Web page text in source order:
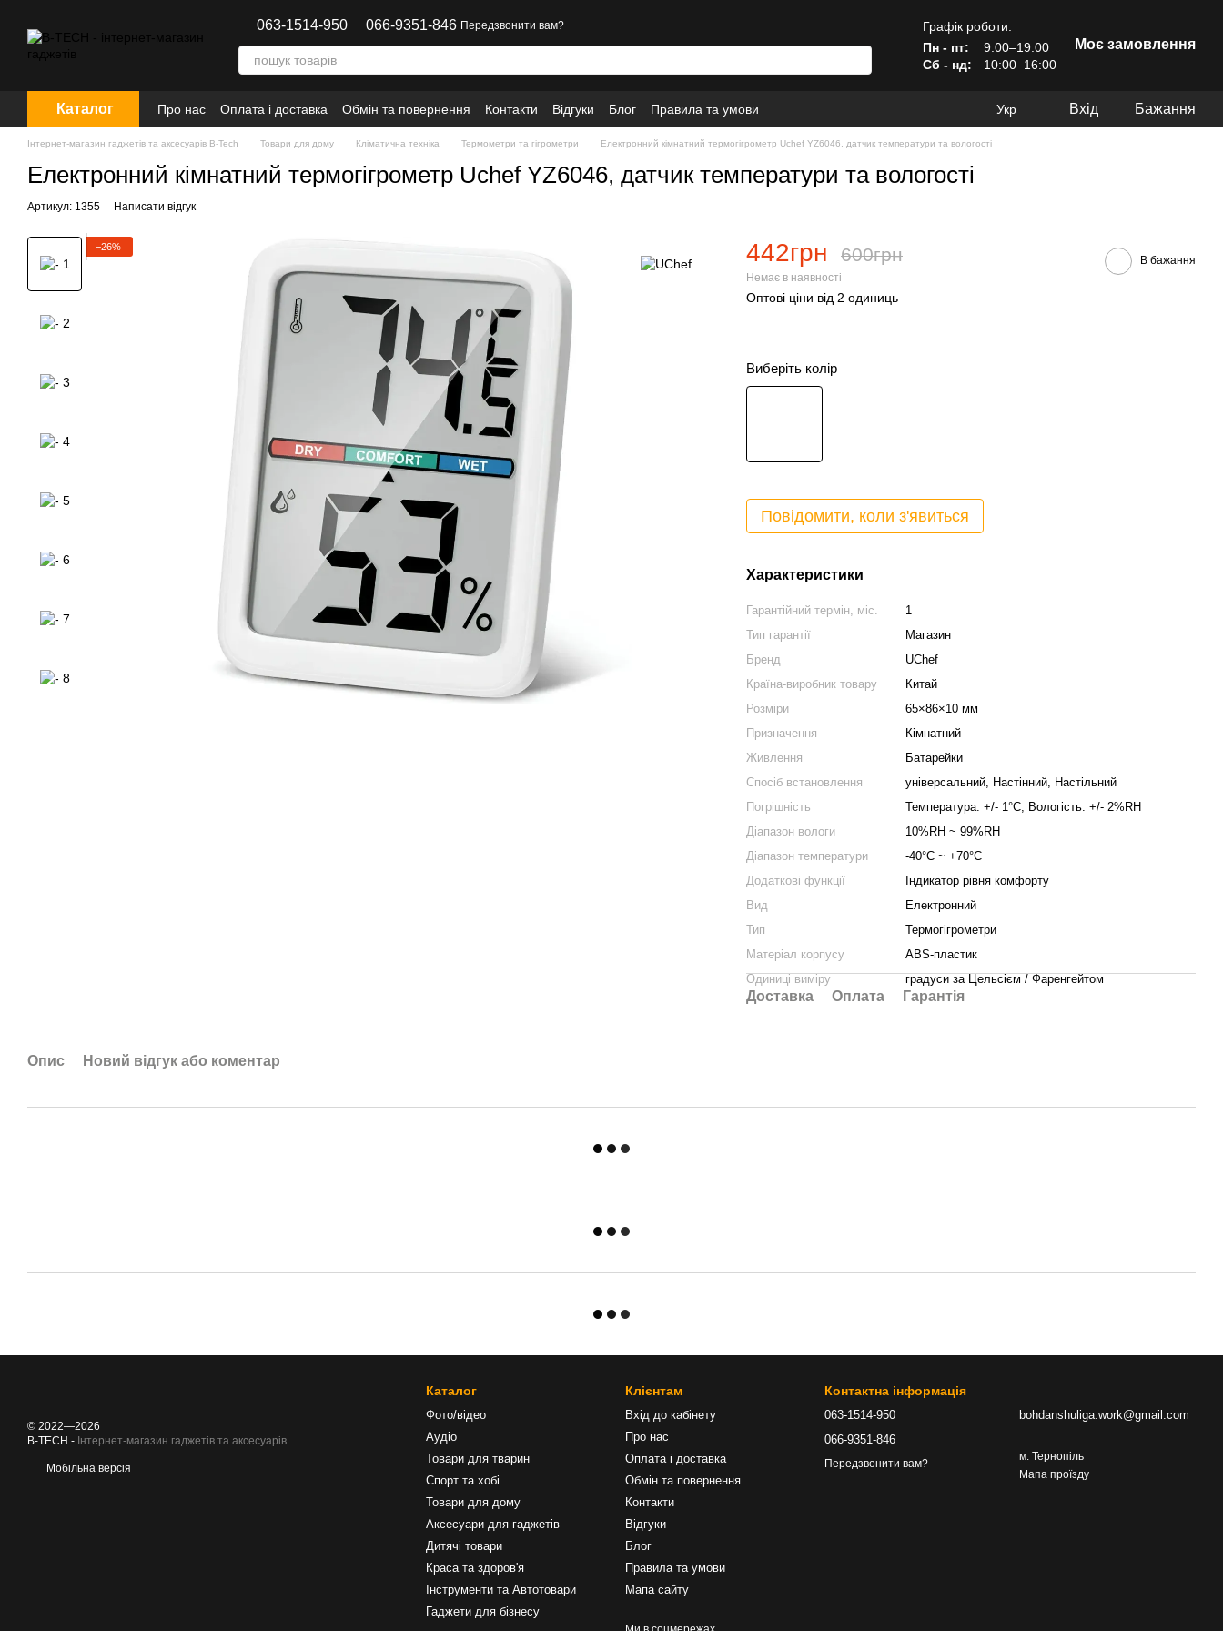
063-1514-950 066-9351-846 Передзвонити вам?
Графік роботи:
Пн - пт:
9:00–19:00
Сб - нд:
10:00–16:00
Моє замовлення
Каталог Про нас Оплата і доставка Обмін та повернення Контакти Відгуки Блог Правила та умови Укр Вхід Бажання
Інтернет-магазин гаджетів та аксесуарів B-Tech Товари для дому Кліматична техніка Термометри та гігрометри Електронний кімнатний термогігрометр Uchef YZ6046, датчик температури та вологості
Електронний кімнатний термогігрометр Uchef YZ6046, датчик температури та вологості
Артикул: 1355 Написати відгук
−26% 442грн 600грн
Немає в наявності
В бажання
Оптові ціни від 2 одиниць
Виберіть колір
Повідомити, коли з'явиться
Характеристики
Гарантійний термін, міс.
1
Тип гарантії
Магазин
Бренд
UChef
Країна-виробник товару
Китай
Розміри
65×86×10 мм
Призначення
Кімнатний
Живлення
Батарейки
Спосіб встановлення
універсальний, Настінний, Настільний
Погрішність
Температура: +/- 1°C; Вологість: +/- 2%RH
Діапазон вологи
10%RH ~ 99%RH
Діапазон температури
-40°C ~ +70°C
Додаткові функції
Індикатор рівня комфорту
Вид
Електронний
Тип
Термогігрометри
Матеріал корпусу
ABS-пластик
Одиниці виміру
градуси за Цельсієм / Фаренгейтом
Доставка Оплата Гарантія
Опис Новий відгук або коментар
© 2022—2026
B-TECH - Інтернет-магазин гаджетів та аксесуарів
Мобільна версія
Каталог
Фото/відео
Аудіо
Товари для тварин
Спорт та хобі
Товари для дому
Аксесуари для гаджетів
Дитячі товари
Краса та здоров'я
Інструменти та Автотовари
Гаджети для бізнесу
Клієнтам
Вхід до кабінету
Про нас
Оплата і доставка
Обмін та повернення
Контакти
Відгуки
Блог
Правила та умови
Мапа сайту
Контактна інформація
063-1514-950
066-9351-846
Передзвонити вам?
bohdanshuliga.work@gmail.com
м. Тернопіль
Мапа проїзду